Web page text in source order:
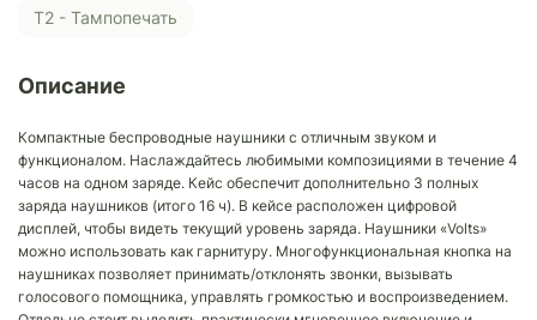
Т2 - Тампопечать
Описание
Компактные беспроводные наушники с отличным звуком и
функционалом. Наслаждайтесь любимыми композициями в течение 4
часов на одном заряде. Кейс обеспечит дополнительно 3 полных
заряда наушников (итого 16 ч). В кейсе расположен цифровой
дисплей, чтобы видеть текущий уровень заряда. Наушники «Volts»
можно использовать как гарнитуру. Многофункциональная кнопка на
наушниках позволяет принимать/отклонять звонки, вызывать
голосового помощника, управлять громкостью и воспроизведением.